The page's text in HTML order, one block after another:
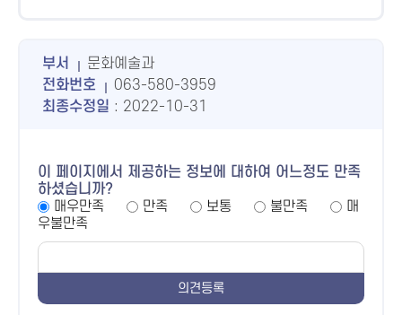
부서
문화예술과
전화번호
063-580-3959
최종수정일 : 2022-10-31
이 페이지에서 제공하는 정보에 대하여 어느정도 만족
하셨습니까?
매우만족
만족 보통 불만족
매
우불만족